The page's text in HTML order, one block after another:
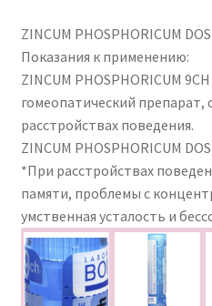
ZINCUM PHOSPHORICUM
Показания к применению:
ZINCUM PHOSPHORICUM
гомеопатический
расстройствах поведения.
ZINCUM PHOSPHORICUM
*При расстройствах
памяти, проблемы с
умственная усталость и